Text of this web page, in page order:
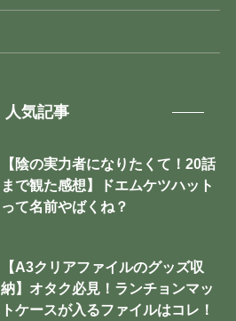
人気記事
【陰の実力者になりたくて！20話
まで観た感想】ドエムケツハット
って名前やばくね？
【A3クリアファイルのグッズ収
納】オタク必見！ランチョンマッ
トケースが入るファイルはコレ！